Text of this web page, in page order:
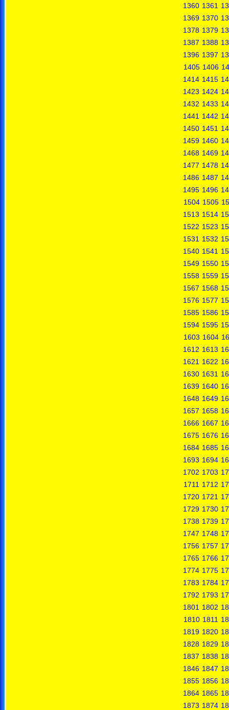
1360 1361
1369 1370
1378 1379
1387 1388
1396 1397
1405 1406
1414 1415
1423 1424
1432 1433
1441 1442
1450 1451
1459 1460
1468 1469
1477 1478
1486 1487
1495 1496
1504 1505
1513 1514
1522 1523
1531 1532
1540 1541
1549 1550
1558 1559
1567 1568
1576 1577
1585 1586
1594 1595
1603 1604
1612 1613
1621 1622
1630 1631
1639 1640
1648 1649
1657 1658
1666 1667
1675 1676
1684 1685
1693 1694
1702 1703
1711 1712
1720 1721
1729 1730
1738 1739
1747 1748
1756 1757
1765 1766
1774 1775
1783 1784
1792 1793
1801 1802
1810 1811
1819 1820
1828 1829
1837 1838
1846 1847
1855 1856
1864 1865
1873 1874